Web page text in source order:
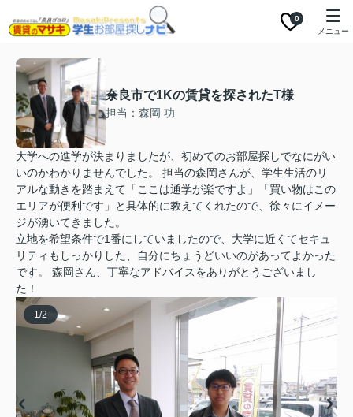
0
メニュー
奈良市で1Kの賃貸を探されたT様
担当：森岡 功
大学への進学が決まりましたが、初めてのお部屋探しでなにがい
いのかわかりませんでした。 担当の森岡さんが、学生生活のリ
アルな動きを踏まえて「ここは通学が楽ですよ」「買い物はこの
エリアが便利です」と具体的に教えてくれたので、徐々にイメー
ジが湧いてきました。
立地を希望条件で1番にしていましたので、大学に近くてセキュ
リティもしっかりした、自分にちょうどいいのがあってよかった
です。 森岡さん、丁寧なアドバイスをありがとうございまし
た！
1/2